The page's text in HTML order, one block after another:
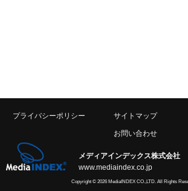
プライバシーポリシー サイトマップ
お問い合わせ
メディアインデックス株式会社
www.mediaindex.co.jp
Copyright © 2026 MediaINDEX CO.,LTD. All Rights